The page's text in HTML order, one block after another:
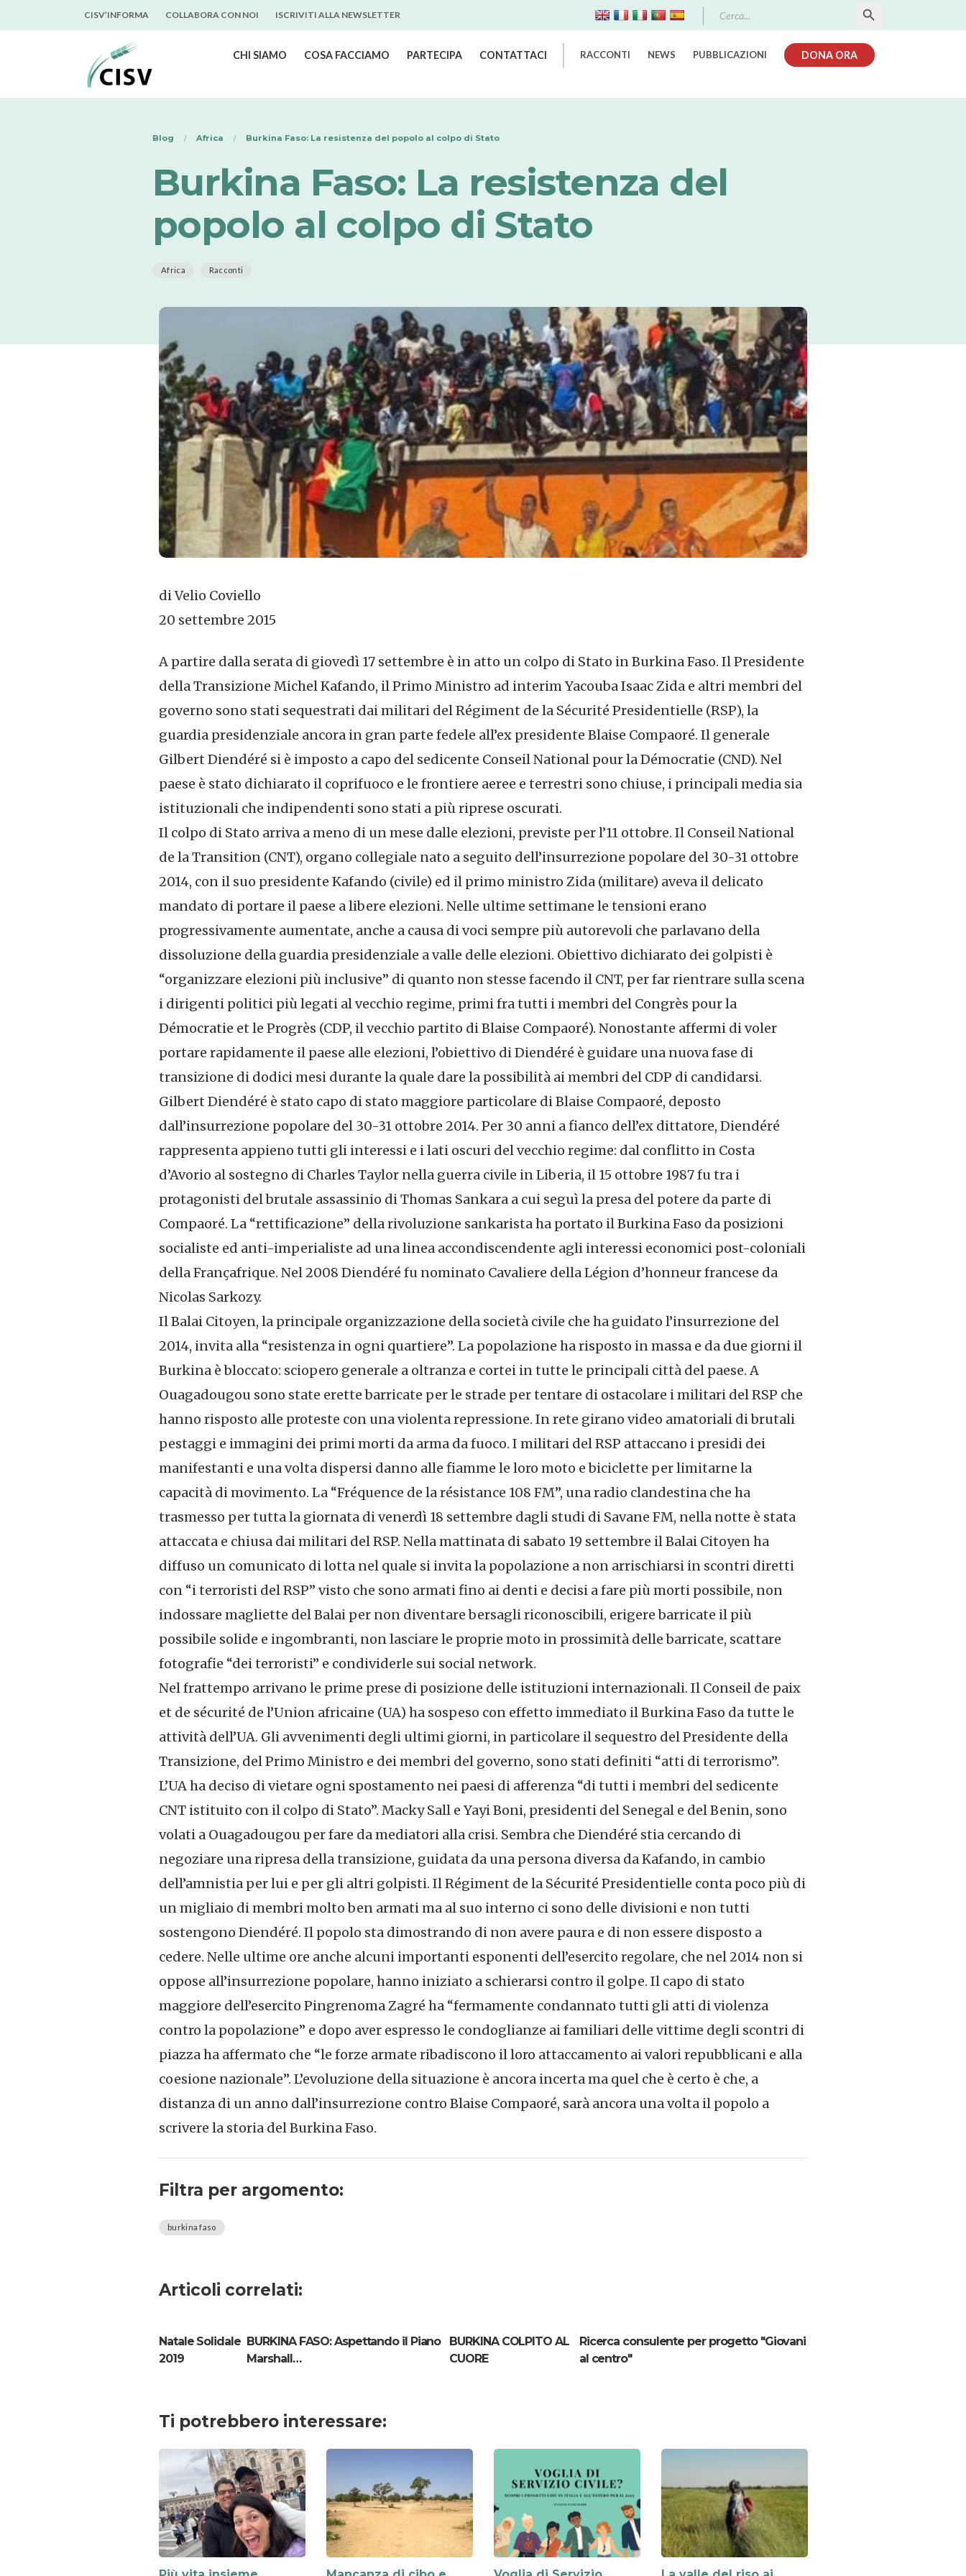
CISV’INFORMA COLLABORA CON NOI ISCRIVITI ALLA NEWSLETTER
for:
CHI SIAMO COSA FACCIAMO PARTECIPA CONTATTACI RACCONTI NEWS PUBBLICAZIONI DONA ORA
Blog Africa Burkina Faso: La resistenza del popolo al colpo di Stato
Burkina Faso: La resistenza del
popolo al colpo di Stato
Africa Racconti
di Velio Coviello
20 settembre 2015
A partire dalla serata di giovedì 17 settembre è in atto un colpo di Stato in Burkina Faso. Il Presidente
della Transizione Michel Kafando, il Primo Ministro ad interim Yacouba Isaac Zida e altri membri del
governo sono stati sequestrati dai militari del Régiment de la Sécurité Presidentielle (RSP), la
guardia presidenziale ancora in gran parte fedele all’ex presidente Blaise Compaoré. Il generale
Gilbert Diendéré si è imposto a capo del sedicente Conseil National pour la Démocratie (CND). Nel
paese è stato dichiarato il coprifuoco e le frontiere aeree e terrestri sono chiuse, i principali media sia
istituzionali che indipendenti sono stati a più riprese oscurati.
Il colpo di Stato arriva a meno di un mese dalle elezioni, previste per l’11 ottobre. Il Conseil National
de la Transition (CNT), organo collegiale nato a seguito dell’insurrezione popolare del 30-31 ottobre
2014, con il suo presidente Kafando (civile) ed il primo ministro Zida (militare) aveva il delicato
mandato di portare il paese a libere elezioni. Nelle ultime settimane le tensioni erano
progressivamente aumentate, anche a causa di voci sempre più autorevoli che parlavano della
dissoluzione della guardia presidenziale a valle delle elezioni. Obiettivo dichiarato dei golpisti è
“organizzare elezioni più inclusive” di quanto non stesse facendo il CNT, per far rientrare sulla scena
i dirigenti politici più legati al vecchio regime, primi fra tutti i membri del Congrès pour la
Démocratie et le Progrès (CDP, il vecchio partito di Blaise Compaoré). Nonostante affermi di voler
portare rapidamente il paese alle elezioni, l’obiettivo di Diendéré è guidare una nuova fase di
transizione di dodici mesi durante la quale dare la possibilità ai membri del CDP di candidarsi.
Gilbert Diendéré è stato capo di stato maggiore particolare di Blaise Compaoré, deposto
dall’insurrezione popolare del 30-31 ottobre 2014. Per 30 anni a fianco dell’ex dittatore, Diendéré
rappresenta appieno tutti gli interessi e i lati oscuri del vecchio regime: dal conflitto in Costa
d’Avorio al sostegno di Charles Taylor nella guerra civile in Liberia, il 15 ottobre 1987 fu tra i
protagonisti del brutale assassinio di Thomas Sankara a cui seguì la presa del potere da parte di
Compaoré. La “rettificazione” della rivoluzione sankarista ha portato il Burkina Faso da posizioni
socialiste ed anti-imperialiste ad una linea accondiscendente agli interessi economici post-coloniali
della Françafrique. Nel 2008 Diendéré fu nominato Cavaliere della Légion d’honneur francese da
Nicolas Sarkozy.
Il Balai Citoyen, la principale organizzazione della società civile che ha guidato l’insurrezione del
2014, invita alla “resistenza in ogni quartiere”. La popolazione ha risposto in massa e da due giorni il
Burkina è bloccato: sciopero generale a oltranza e cortei in tutte le principali città del paese. A
Ouagadougou sono state erette barricate per le strade per tentare di ostacolare i militari del RSP che
hanno risposto alle proteste con una violenta repressione. In rete girano video amatoriali di brutali
pestaggi e immagini dei primi morti da arma da fuoco. I militari del RSP attaccano i presidi dei
manifestanti e una volta dispersi danno alle fiamme le loro moto e biciclette per limitarne la
capacità di movimento. La “Fréquence de la résistance 108 FM”, una radio clandestina che ha
trasmesso per tutta la giornata di venerdì 18 settembre dagli studi di Savane FM, nella notte è stata
attaccata e chiusa dai militari del RSP. Nella mattinata di sabato 19 settembre il Balai Citoyen ha
diffuso un comunicato di lotta nel quale si invita la popolazione a non arrischiarsi in scontri diretti
con “i terroristi del RSP” visto che sono armati fino ai denti e decisi a fare più morti possibile, non
indossare magliette del Balai per non diventare bersagli riconoscibili, erigere barricate il più
possibile solide e ingombranti, non lasciare le proprie moto in prossimità delle barricate, scattare
fotografie “dei terroristi” e condividerle sui social network.
Nel frattempo arrivano le prime prese di posizione delle istituzioni internazionali. Il Conseil de paix
et de sécurité de l’Union africaine (UA) ha sospeso con effetto immediato il Burkina Faso da tutte le
attività dell’UA. Gli avvenimenti degli ultimi giorni, in particolare il sequestro del Presidente della
Transizione, del Primo Ministro e dei membri del governo, sono stati definiti “atti di terrorismo”.
L’UA ha deciso di vietare ogni spostamento nei paesi di afferenza “di tutti i membri del sedicente
CNT istituito con il colpo di Stato”. Macky Sall e Yayi Boni, presidenti del Senegal e del Benin, sono
volati a Ouagadougou per fare da mediatori alla crisi. Sembra che Diendéré stia cercando di
negoziare una ripresa della transizione, guidata da una persona diversa da Kafando, in cambio
dell’amnistia per lui e per gli altri golpisti. Il Régiment de la Sécurité Presidentielle conta poco più di
un migliaio di membri molto ben armati ma al suo interno ci sono delle divisioni e non tutti
sostengono Diendéré. Il popolo sta dimostrando di non avere paura e di non essere disposto a
cedere. Nelle ultime ore anche alcuni importanti esponenti dell’esercito regolare, che nel 2014 non si
oppose all’insurrezione popolare, hanno iniziato a schierarsi contro il golpe. Il capo di stato
maggiore dell’esercito Pingrenoma Zagré ha “fermamente condannato tutti gli atti di violenza
contro la popolazione” e dopo aver espresso le condoglianze ai familiari delle vittime degli scontri di
piazza ha affermato che “le forze armate ribadiscono il loro attaccamento ai valori repubblicani e alla
coesione nazionale”. L’evoluzione della situazione è ancora incerta ma quel che è certo è che, a
distanza di un anno dall’insurrezione contro Blaise Compaoré, sarà ancora una volta il popolo a
scrivere la storia del Burkina Faso.
Filtra per argomento:
burkina faso
Articoli correlati:
Natale Solidale
2019
BURKINA FASO: Aspettando il Piano
Marshall…
BURKINA COLPITO AL
CUORE
Ricerca consulente per progetto "Giovani
al centro"
Ti potrebbero interessare: